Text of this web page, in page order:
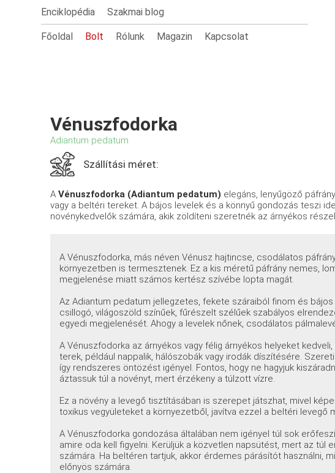
Enciklopédia Szakmai blog
Főoldal Bolt Rólunk Magazin Kapcsolat
Vénuszfodorka
Adiantum pedatum
Szállítási méret:
AVénuszfodorka (Adiantum pedatum) elegáns, lenyűgöző
vagy a beltéri tereket. A bájos levelek és a könnyű gondozás teszi
növénykedvelők számára, akik zöldíteni szeretnék az árnyékos
A Vénuszfodorka, más néven Vénusz hajtincse, csodálatos
környezetben is termesztenek. Ez a kis méretű páfrány nemes,
megjelenése miatt számos kertész szívébe lopta magát.
Az Adiantum pedatum jellegzetes, fekete száraiból finom és
csillogó, világoszöld színűek, fűrészelt szélűek szabályos
egyedi megjelenését. Ahogy a levelek nőnek, csodálatos
A Vénuszfodorka az árnyékos vagy félig árnyékos helyeket
terek, például nappalik, hálószobák vagy irodák díszítésére.
így rendszeres öntözést igényel. Fontos, hogy ne hagyjuk
áztassuk túl a növényt, mert érzékeny a túlzott vízre.
Ez a növény a levegő tisztításában is szerepet játszhat, mivel
toxikus vegyületeket a környezetből, javítva ezzel a beltéri levegő
A Vénuszfodorka gondozása általában nem igényel túl sok
amire oda kell figyelni. Kerüljük a közvetlen napsütést, mert az túl
számára. Ha beltéren tartjuk, akkor érdemes párásítót használni,
előnyös számára.